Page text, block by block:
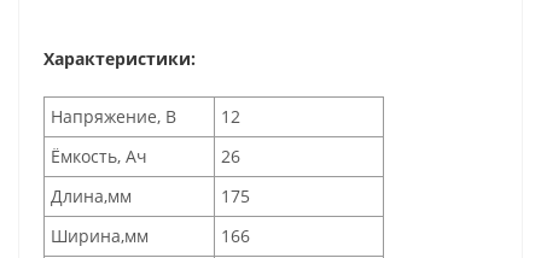
Характеристики:
Напряжение, В
12
Ёмкость, Ач
26
Длина,мм
175
Ширина,мм
166